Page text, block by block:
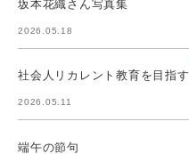
坂本花織さん写真集
2026.05.18
社会人リカレント教育を目指す
2026.05.11
端午の節句